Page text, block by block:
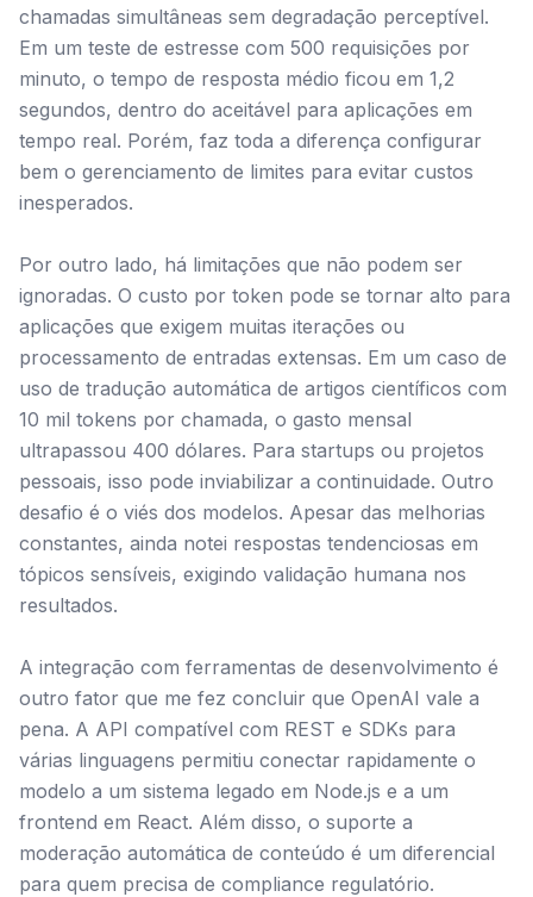
chamadas simultâneas sem degradação perceptível.
Em um teste de estresse com 500 requisições por
minuto, o tempo de resposta médio ficou em 1,2
segundos, dentro do aceitável para aplicações em
tempo real. Porém, faz toda a diferença configurar
bem o gerenciamento de limites para evitar custos
inesperados.
Por outro lado, há limitações que não podem ser
ignoradas. O custo por token pode se tornar alto para
aplicações que exigem muitas iterações ou
processamento de entradas extensas. Em um caso de
uso de tradução automática de artigos científicos com
10 mil tokens por chamada, o gasto mensal
ultrapassou 400 dólares. Para startups ou projetos
pessoais, isso pode inviabilizar a continuidade. Outro
desafio é o viés dos modelos. Apesar das melhorias
constantes, ainda notei respostas tendenciosas em
tópicos sensíveis, exigindo validação humana nos
resultados.
A integração com ferramentas de desenvolvimento é
outro fator que me fez concluir que OpenAI vale a
pena. A API compatível com REST e SDKs para
várias linguagens permitiu conectar rapidamente o
modelo a um sistema legado em Node.js e a um
frontend em React. Além disso, o suporte a
moderação automática de conteúdo é um diferencial
para quem precisa de compliance regulatório.